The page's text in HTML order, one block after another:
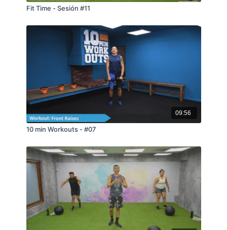
Fit Time - Sesión #11
09:56
10 min Workouts - #07